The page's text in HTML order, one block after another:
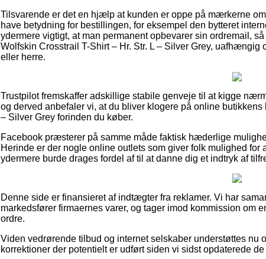
Tilsvarende er det en hjælp at kunden er oppe på mærkerne
have betydning for bestillingen, for eksempel den bytteret
ydermere vigtigt, at man permanent opbevarer sin ordremail,
Wolfskin Crosstrail T-Shirt – Hr. Str. L – Silver Grey, uafhængig
eller herre.
Trustpilot fremskaffer adskillige stabile genveje til at kigge
og derved anbefaler vi, at du bliver klogere på online
– Silver Grey forinden du køber.
Facebook præsterer på samme måde faktisk hæderlige
Herinde er der nogle online outlets som giver folk mulighed
ydermere burde drages fordel af til at danne dig et indtryk af
Denne side er finansieret af indtægter fra reklamer. Vi har
markedsfører firmaernes varer, og tager imod kommission om
ordre.
Viden vedrørende tilbud og internet selskaber understøttes nu
korrektioner der potentielt er udført siden vi sidst opdaterede